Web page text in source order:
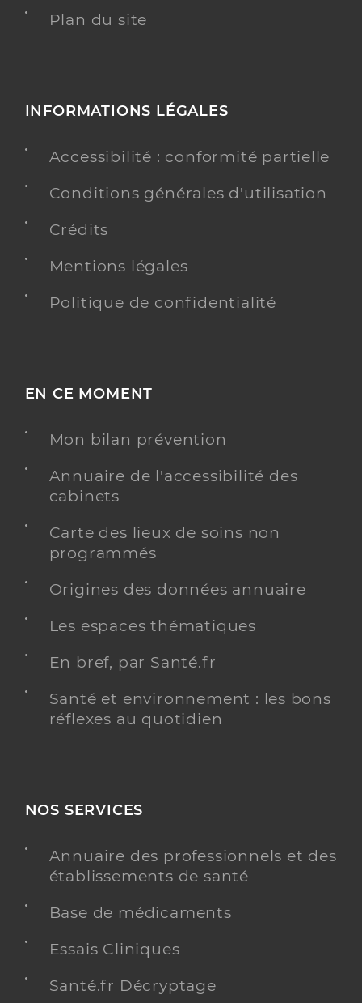
Plan du site
INFORMATIONS LÉGALES
Accessibilité : conformité partielle
Conditions générales d'utilisation
Crédits
Mentions légales
Politique de confidentialité
EN CE MOMENT
Mon bilan prévention
Annuaire de l'accessibilité des
cabinets
Carte des lieux de soins non
programmés
Origines des données annuaire
Les espaces thématiques
En bref, par Santé.fr
Santé et environnement : les bons
réflexes au quotidien
NOS SERVICES
Annuaire des professionnels et des
établissements de santé
Base de médicaments
Essais Cliniques
Santé.fr Décryptage